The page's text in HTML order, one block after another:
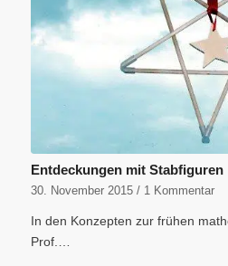
Entdeckungen mit Stabfiguren
30. November 2015 / 1 Kommentar
In den Konzepten zur frühen
Prof.…